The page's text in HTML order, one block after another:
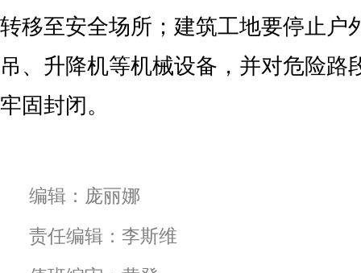
转移至安全场所；建筑工地要停止户
吊、升降机等机械设备，并对危险路
牢固封闭。
编辑：庞丽娜
责任编辑：李斯维